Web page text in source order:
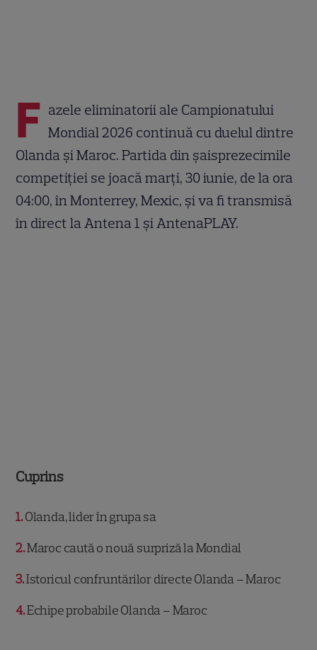
F azele eliminatorii ale Campionatului
Mondial 2026 continuă cu duelul dintre
Olanda și Maroc. Partida din șaisprezecimile
competiției se joacă marți, 30 iunie, de la ora
04:00, în Monterrey, Mexic, și va fi transmisă
în direct la Antena 1 și AntenaPLAY.
Cuprins
1 Olanda, lider în grupa sa
2 Maroc caută o nouă surpriză la Mondial
3 Istoricul confruntărilor directe Olanda – Maroc
4 Echipe probabile Olanda – Maroc